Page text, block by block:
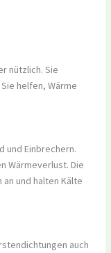
nützlich. Sie
helfen, Wärme
und Einbrechern.
Wärmeverlust. Die
und halten Kälte
auch